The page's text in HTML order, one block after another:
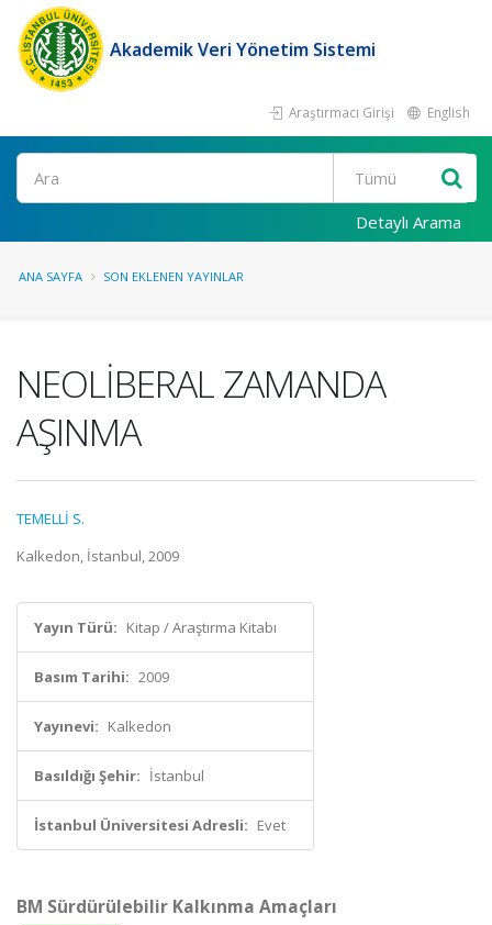
Akademik Veri Yönetim Sistemi
Araştırmacı Girişi English
Ara
Detaylı Arama
ANA SAYFA SON EKLENEN YAYINLAR
NEOLİBERAL ZAMANDA
AŞINMA
TEMELLİ S.
Kalkedon, İstanbul, 2009
Yayın Türü: Kitap / Araştırma Kitabı
Basım Tarihi: 2009
Yayınevi: Kalkedon
Basıldığı Şehir: İstanbul
İstanbul Üniversitesi Adresli: Evet
BM Sürdürülebilir Kalkınma Amaçları